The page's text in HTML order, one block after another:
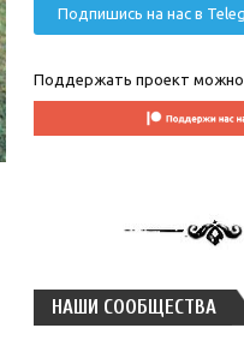
Подпишись на нас в
Поддержать проект можно
НАШИ СООБЩЕСТВА